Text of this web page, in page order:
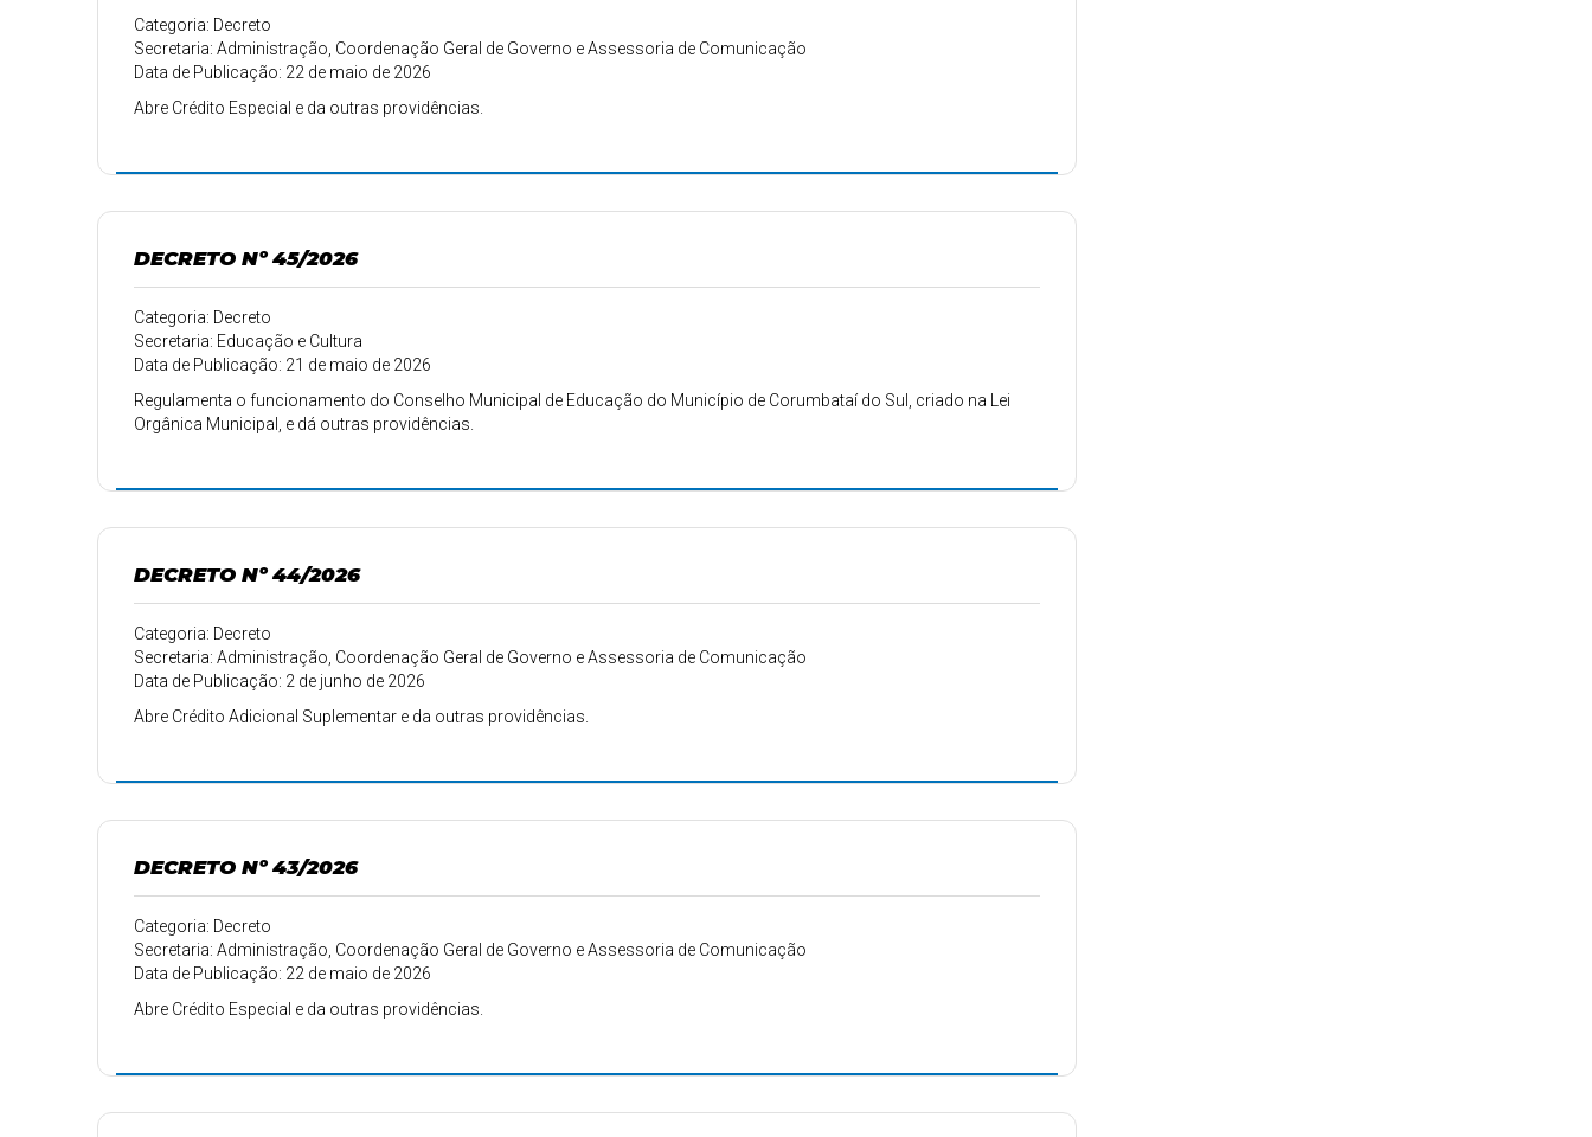
Categoria: Decreto
Secretaria: Administração, Coordenação Geral de Governo e Assessoria de Comunicação
Data de Publicação: 22 de maio de 2026
Abre Crédito Especial e da outras providências.
DECRETO Nº 45/2026
Categoria: Decreto
Secretaria: Educação e Cultura
Data de Publicação: 21 de maio de 2026
Regulamenta o funcionamento do Conselho Municipal de Educação do Município de Corumbataí do Sul, criado na Lei
Orgânica Municipal, e dá outras providências.
DECRETO Nº 44/2026
Categoria: Decreto
Secretaria: Administração, Coordenação Geral de Governo e Assessoria de Comunicação
Data de Publicação: 2 de junho de 2026
Abre Crédito Adicional Suplementar e da outras providências.
DECRETO Nº 43/2026
Categoria: Decreto
Secretaria: Administração, Coordenação Geral de Governo e Assessoria de Comunicação
Data de Publicação: 22 de maio de 2026
Abre Crédito Especial e da outras providências.